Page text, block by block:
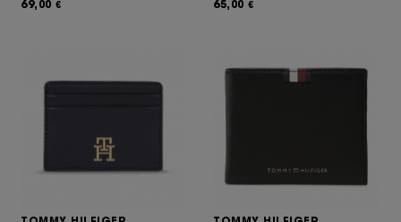
69,00 € 65,00 €